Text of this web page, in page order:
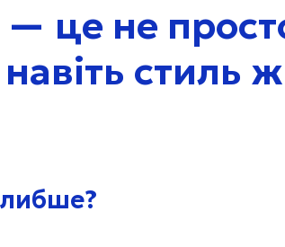
це не
стиль